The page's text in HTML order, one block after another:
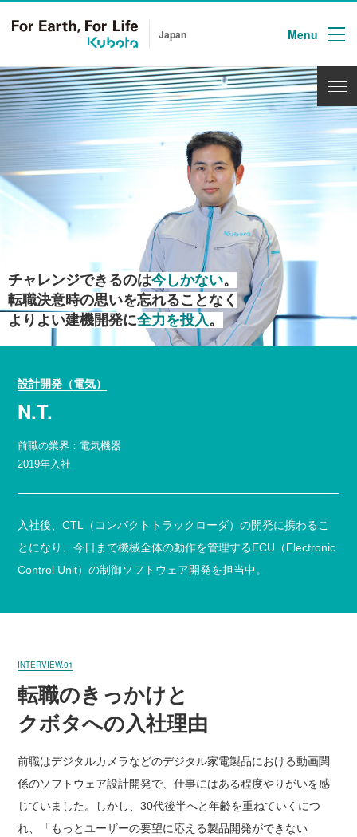
Japan Menu
チャレンジできるのは今しかない。
転職決意時の思いを忘れることなく
よりよい建機開発に全力を投入。
設計開発（電気）
N.T.
前職の業界：電気機器
2019年入社
入社後、CTL（コンパクトトラックローダ）の開発に携わるこ
とになり、今日まで機械全体の動作を管理するECU（Electronic
Control Unit）の制御ソフトウェア開発を担当中。
INTERVIEW.01
転職のきっかけと
クボタへの入社理由
前職はデジタルカメラなどのデジタル家電製品における動画関
係のソフトウェア設計開発で、仕事にはある程度やりがいを感
じていました。しかし、30代後半へと年齢を重ねていくにつ
れ、「もっとユーザーの要望に応える製品開発ができない